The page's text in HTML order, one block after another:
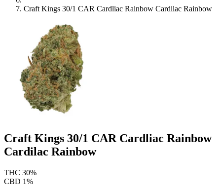
Craft Kings 30/1 CAR Cardliac Rainbow Cardilac Rainbow
Craft Kings 30/1 CAR Cardliac Rainbow
Cardilac Rainbow
THC 30%
CBD 1%